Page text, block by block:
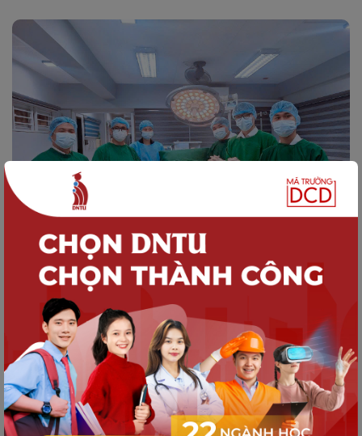
HOẠT ĐỘNG DNTU
Giảng viên và Sinh viên DNTU tiếp cận
chuẩn đào tạo Y khoa quốc tế tại
Philippines